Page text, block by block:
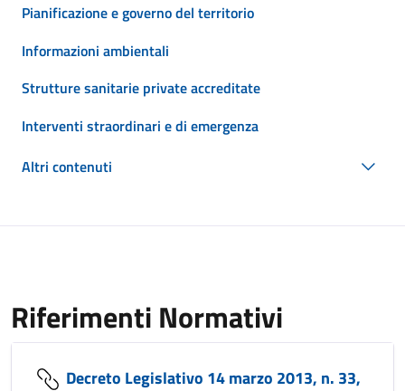
Pianificazione e governo del territorio
Informazioni ambientali
Strutture sanitarie private accreditate
Interventi straordinari e di emergenza
Altri contenuti
Riferimenti Normativi
Decreto Legislativo 14 marzo 2013, n. 33,